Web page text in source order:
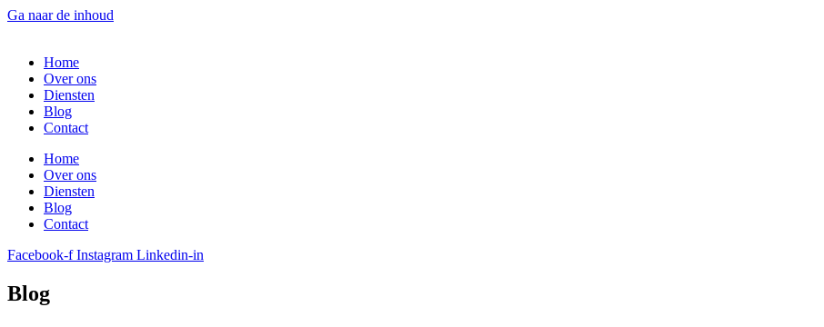
Ga naar de inhoud
Home
Over ons
Diensten
Blog
Contact
Home
Over ons
Diensten
Blog
Contact
Facebook-f Instagram Linkedin-in
Blog